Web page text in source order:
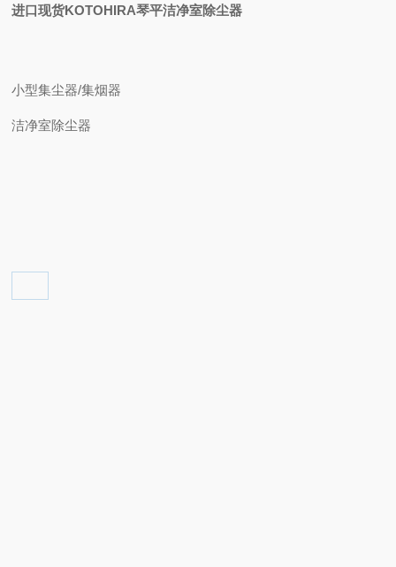
进口现货KOTOHIRA琴平洁净室除尘器
小型集尘器/集烟器
洁净室除尘器